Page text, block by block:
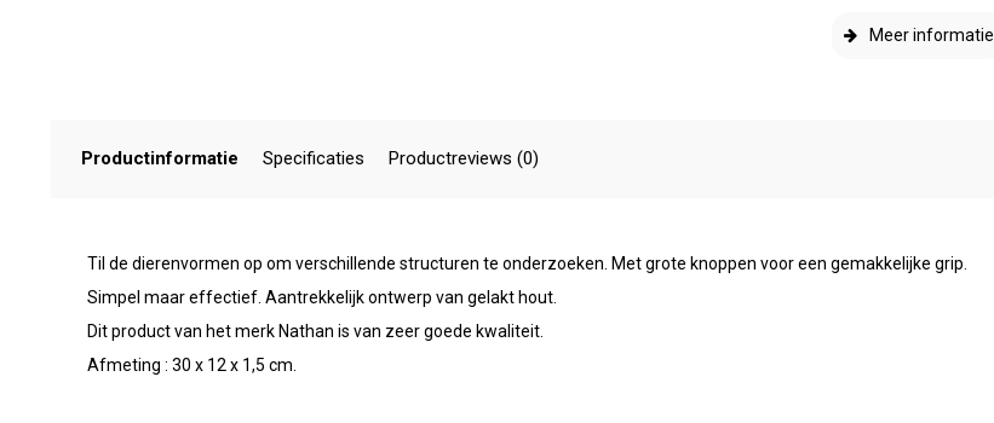
Meer informatie
Productinformatie Specificaties Productreviews (0)
Til de dierenvormen op om verschillende structuren te onderzoeken. Met grote knoppen voor een gemakkelijke grip.
Simpel maar effectief. Aantrekkelijk ontwerp van gelakt hout.
Dit product van het merk Nathan is van zeer goede kwaliteit.
Afmeting : 30 x 12 x 1,5 cm.